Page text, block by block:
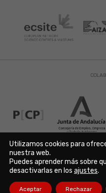
Aviso Legal | Política de
Copyright © 2021. Parque de
18006 Granada. España.
Utilizamos cookies para
nuestra web.
Puedes aprender más sobre
desactivarlas en los ajustes.
Aceptar Rechazar